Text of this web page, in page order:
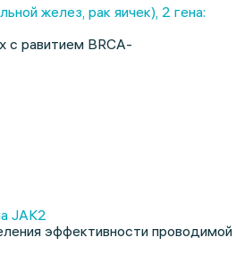
желез, рак яичек), 2 гена:
с равитием BRCA-
JAK2
эффективности проводимой